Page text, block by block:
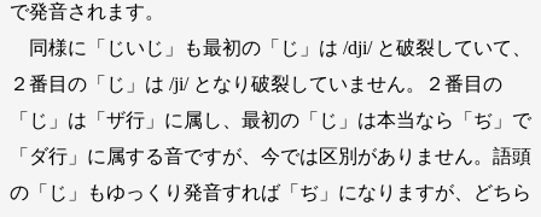
で発音されます。
同様に「じいじ」も最初の「じ」は /dji/ と破裂していて、
２番目の「じ」は /ji/ となり破裂していません。２番目の
「じ」は「ザ行」に属し、最初の「じ」は本当なら「ぢ」で
「ダ行」に属する音ですが、今では区別がありません。語頭
の「じ」もゆっくり発音すれば「ぢ」になりますが、どちら